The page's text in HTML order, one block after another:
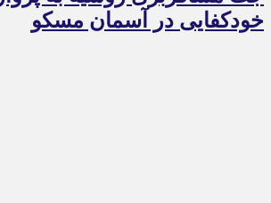
خودکفایی در آسمان مسکو